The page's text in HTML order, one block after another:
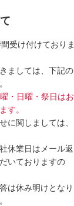
受け付けておりま
ましては、下記の
・日曜・祭日はお
す。
に関しましては、
休業日はメール返
いておりますの
は休み明けとなり